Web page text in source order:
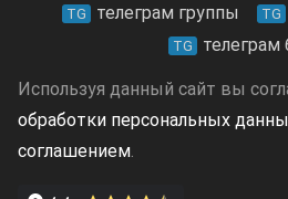
TG телеграм группы TG
TG телеграм
Используя данный сайт вы
обработки персональных
соглашением.